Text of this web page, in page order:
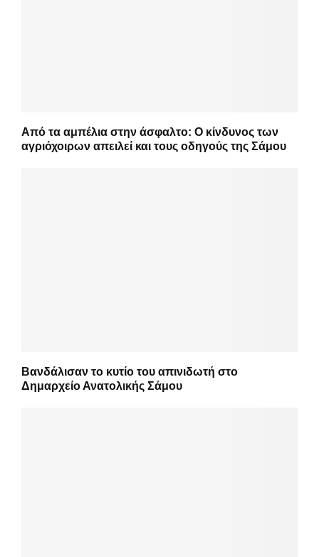
Από τα αμπέλια στην άσφαλτο: Ο κίνδυνος των
αγριόχοιρων απειλεί και τους οδηγούς της Σάμου
Βανδάλισαν το κυτίο του απινιδωτή στο
Δημαρχείο Ανατολικής Σάμου